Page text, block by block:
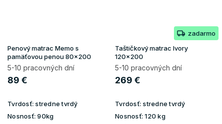
Penový matrac Memo s
pamäťovou penou 80x200
5-10 pracovných dní
89 €
Tvrdosť: stredne tvrdý
Nosnosť: 90kg
zadarmo
Taštičkový matrac Ivory
120x200
5-10 pracovných dní
269 €
Tvrdosť: stredne tvrdý
Nosnosť: 120 kg